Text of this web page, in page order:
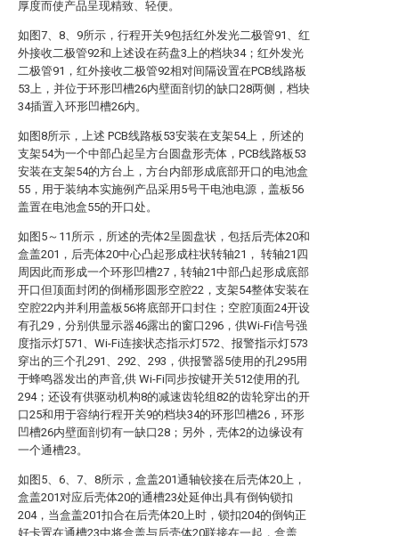
厚度而使产品呈现精致、轻便。
如图7、8、9所示，行程开关9包括红外发光二极管91、红
外接收二极管92和上述设在药盘3上的档块34；红外发光
二极管91，红外接收二极管92相对间隔设置在PCB线路板
53上，并位于环形凹槽26内壁面剖切的缺口28两侧，档块
34插置入环形凹槽26内。
如图8所示，上述 PCB线路板53安装在支架54上，所述的
支架54为一个中部凸起呈方台圆盘形壳体，PCB线路板53
安装在支架54的方台上，方台内部形成底部开口的电池盒
55，用于装纳本实施例产品采用5号干电池电源，盖板56
盖置在电池盒55的开口处。
如图5～11所示，所述的壳体2呈圆盘状，包括后壳体20和
盒盖201，后壳体20中心凸起形成柱状转轴21， 转轴21四
周因此而形成一个环形凹槽27，转轴21中部凸起形成底部
开口但顶面封闭的倒桶形圆形空腔22，支架54整体安装在
空腔22内并利用盖板56将底部开口封住；空腔顶面24开设
有孔29，分别供显示器46露出的窗口296，供Wi-Fi信号强
度指示灯571、Wi-Fi连接状态指示灯572、报警指示灯573
穿出的三个孔291、292、293，供报警器5使用的孔295用
于蜂鸣器发出的声音,供 Wi-Fi同步按键开关512使用的孔
294；还设有供驱动机构8的减速齿轮组82的齿轮穿出的开
口25和用于容纳行程开关9的档块34的环形凹槽26，环形
凹槽26内壁面剖切有一缺口28；另外，壳体2的边缘设有
一个通槽23。
如图5、6、7、8所示，盒盖201通轴铰接在后壳体20上，
盒盖201对应后壳体20的通槽23处延伸出具有倒钩锁扣
204，当盒盖201扣合在后壳体20上时，锁扣204的倒钩正
好卡置在通槽23中将盒盖与后壳体20联接在一起，盒盖